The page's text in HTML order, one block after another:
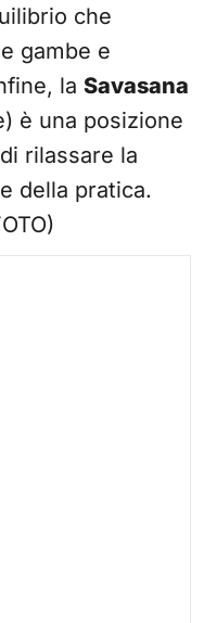
che
gambe e
la Savasana
è una posizione
rilassare la
della pratica.